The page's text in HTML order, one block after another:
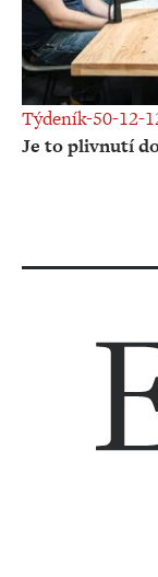
Týdeník-50-12-
Je to plivnutí